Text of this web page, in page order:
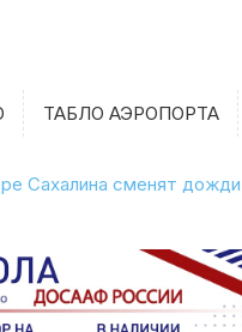
ТАБЛО АЭРОПОРТА
Сахалина сменят